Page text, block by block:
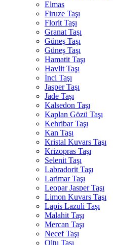
Elmas
Firuze Taşı
Florit Taşı
Granat Taşı
Güneş Taşı
Güneş Taşı
Hamatit Taşı
Havlit Taşı
İnci Taşı
Jasper Taşı
Jade Taşı
Kalsedon Taşı
Kaplan Gözü Taşı
Kehribar Taşı
Kan Taşı
Kristal Kuvars Taşı
Krizopras Taşı
Selenit Taşı
Labradorit Taşı
Larimar Taşı
Leopar Jasper Taşı
Limon Kuvars Taşı
Lapis Lazuli Taşı
Malahit Taşı
Mercan Taşı
Necef Taşı
Oltu Taşı